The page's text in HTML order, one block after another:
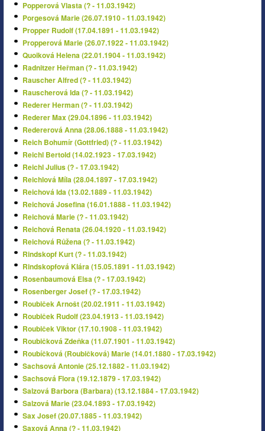
Popperová Vlasta (? - 11.03.1942)
Porgesová Marie (26.07.1910 - 11.03.1942)
Propper Rudolf (17.04.1891 - 11.03.1942)
Propperová Marie (26.07.1922 - 11.03.1942)
Quoiková Helena (22.01.1904 - 11.03.1942)
Radnitzer Heřman (? - 11.03.1942)
Rauscher Alfred (? - 11.03.1942)
Rauscherová Ida (? - 11.03.1942)
Rederer Herman (? - 11.03.1942)
Rederer Max (29.04.1896 - 11.03.1942)
Redererová Anna (28.06.1888 - 11.03.1942)
Reich Bohumír (Gottfried) (? - 11.03.1942)
Reichl Bertold (14.02.1923 - 17.03.1942)
Reichl Julius (? - 17.03.1942)
Reichlová Míla (28.04.1897 - 17.03.1942)
Reichová Ida (13.02.1889 - 11.03.1942)
Reichová Josefina (16.01.1888 - 11.03.1942)
Reichová Marie (? - 11.03.1942)
Reichová Renata (26.04.1920 - 11.03.1942)
Reichová Růžena (? - 11.03.1942)
Rindskopf Kurt (? - 11.03.1942)
Rindskopfová Klára (15.05.1891 - 11.03.1942)
Rosenbaumová Elsa (? - 17.03.1942)
Rosenberger Josef (? - 17.03.1942)
Roubiček Arnošt (20.02.1911 - 11.03.1942)
Roubiček Rudolf (23.04.1913 - 11.03.1942)
Roubiček Viktor (17.10.1908 - 11.03.1942)
Roubičková Zdeňka (11.07.1901 - 11.03.1942)
Roubíčková (Roubičková) Marie (14.01.1880 - 17.03.1942)
Sachsová Antonie (25.12.1882 - 11.03.1942)
Sachsová Flora (19.12.1879 - 17.03.1942)
Salzová Barbora (Barbara) (13.12.1884 - 17.03.1942)
Salzová Marie (23.04.1893 - 17.03.1942)
Sax Josef (20.07.1885 - 11.03.1942)
Saxová Anna (? - 11.03.1942)